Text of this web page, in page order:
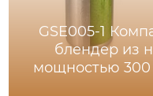
GSE005-1
блендер из
мощностью 300